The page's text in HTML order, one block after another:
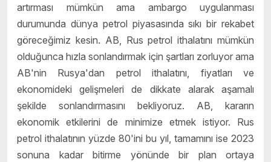
artırması mümkün ama ambargo uygulanması
durumunda dünya petrol piyasasında sıkı bir rekabet
göreceğimiz kesin. AB, Rus petrol ithalatını mümkün
olduğunca hızla sonlandırmak için şartları zorluyor ama
AB'nin Rusya'dan petrol ithalatını, fiyatları ve
ekonomideki gelişmeleri de dikkate alarak aşamalı
şekilde sonlandırmasını bekliyoruz. AB, kararın
ekonomik etkilerini de minimize etmek istiyor. Rus
petrol ithalatının yüzde 80'ini bu yıl, tamamını ise 2023
sonuna kadar bitirme yönünde bir plan ortaya